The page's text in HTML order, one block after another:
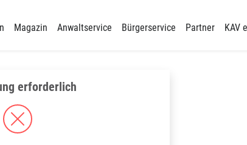
Magazin Anwaltservice Bürgerservice Partner KAV
erforderlich